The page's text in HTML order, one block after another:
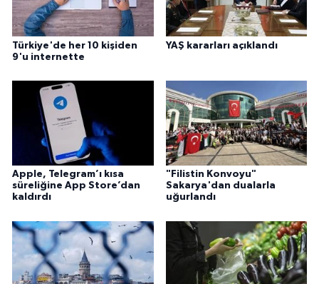
Türkiye'de her 10 kişiden
9'u internette
YAŞ kararları açıklandı
Apple, Telegram’ı kısa
süreliğine App Store’dan
kaldırdı
"Filistin Konvoyu"
Sakarya'dan dualarla
uğurlandı
Hakkari Müftülüğü
Hatay Müftülüğü
Iğdır Müftülüğü
Isparta Müftülüğü
İstanbul Müftülüğü
İzmir Müftülüğü
Kahramanmaraş Müftülüğü
Karabük Müftülüğü